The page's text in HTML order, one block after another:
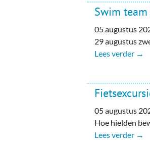
Swim
05 augustus
29 augustus
Lees verder →
05 augustus
Hoe hielden
Lees verder →